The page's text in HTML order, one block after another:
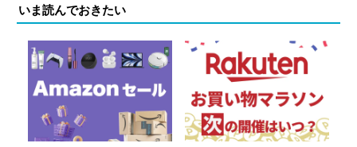
いま読んでおきたい